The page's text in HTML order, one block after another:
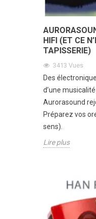
HIFI (ET CE
TAPISSERIE)
3413 Vues
Des
d’une
Aurorasound
Préparez vos
sens).
Lire plus